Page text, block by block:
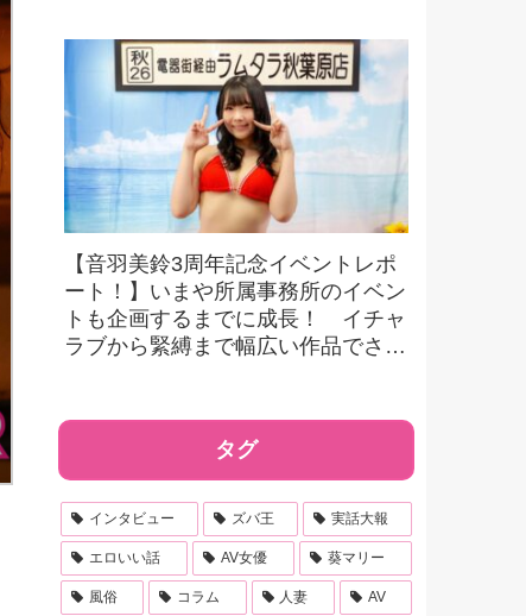
【音羽美鈴3周年記念イベントレポ
ート！】いまや所属事務所のイベン
トも企画するまでに成長！ イチャ
ラブから緊縛まで幅広い作品でさら
タグ
インタビュー ズバ王 実話大報
エロいい話 AV女優 葵マリー
風俗 コラム 人妻 AV